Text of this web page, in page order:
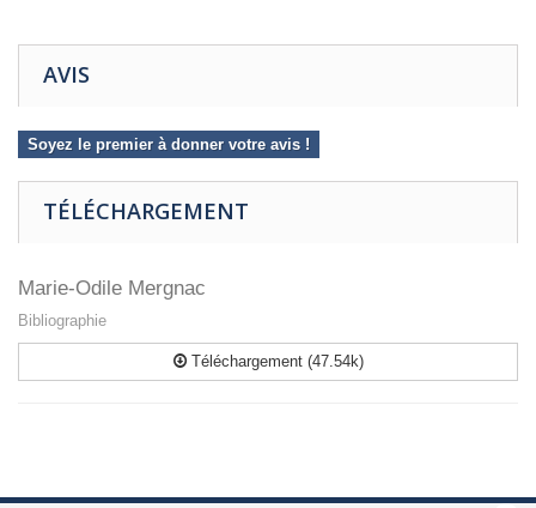
AVIS
Soyez le premier à donner votre avis !
TÉLÉCHARGEMENT
Marie-Odile Mergnac
Bibliographie
Téléchargement (47.54k)